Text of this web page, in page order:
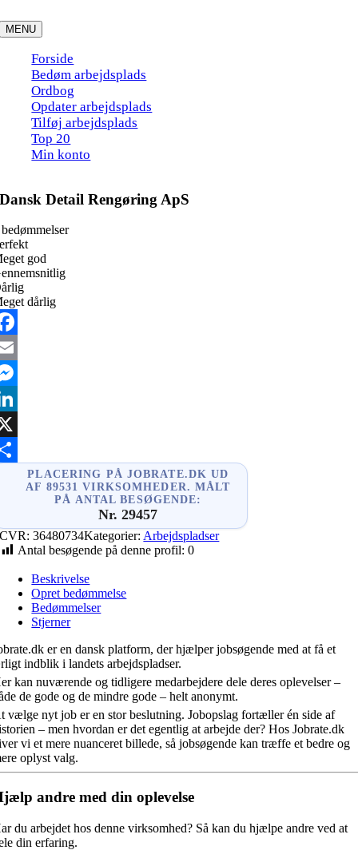
to
content
MENU
Forside
Bedøm arbejdsplads
Ordbog
Opdater arbejdsplads
Tilføj arbejdsplads
Top 20
Min konto
Dansk Detail Rengøring ApS
god
dårlig
PLACERING PÅ JOBRATE.DK UD
AF 89531 VIRKSOMHEDER. MÅLT
PÅ ANTAL BESØGENDE:
Nr. 29457
CVR:36480734Kategorier: Arbejdspladser
Antal besøgende på denne profil: 0
Beskrivelse
Opret bedømmelse
Bedømmelser
Stjerner
er en dansk platform, der hjælper jobsøgende med at få et
indblik i landets arbejdspladser.
kan nuværende og tidligere medarbejdere dele deres oplevelser –
de gode og de mindre gode – helt anonymt.
vælge nyt job er en stor beslutning. Jobopslag fortæller én side af
– men hvordan er det egentlig at arbejde der? Hos Jobrate.dk
vi et mere nuanceret billede, så jobsøgende kan træffe et bedre og
oplyst valg.
andre med din oplevelse
du arbejdet hos denne virksomhed? Så kan du hjælpe andre ved at
din erfaring.